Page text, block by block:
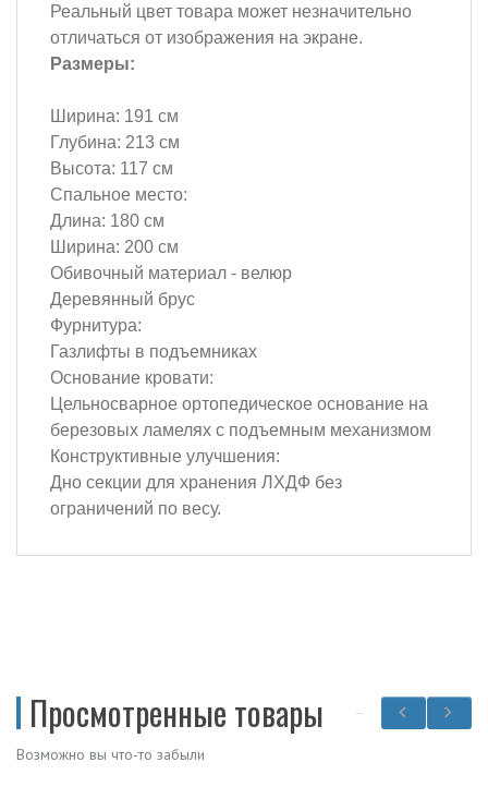
Реальный цвет товара может незначительно
отличаться от изображения на экране.
Размеры:
Ширина: 191 см
Глубина: 213 см
Высота: 117 см
Спальное место:
Длина: 180 см
Ширина: 200 см
Обивочный материал - велюр
Деревянный брус
Фурнитура:
Газлифты в подъемниках
Основание кровати:
Цельносварное ортопедическое основание на
березовых ламелях с подъемным механизмом
Конструктивные улучшения:
Дно секции для хранения ЛХДФ без
ограничений по весу.
Просмотренные товары
Возможно вы что-то забыли